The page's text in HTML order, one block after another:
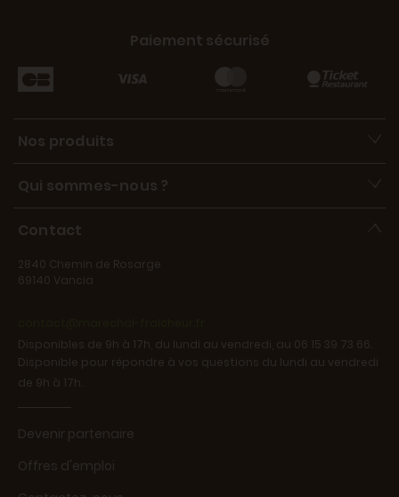
Paiement sécurisé
Nos produits
Qui sommes-nous ?
Contact
2840 Chemin de Rosarge
69140 Vancia
Disponibles de 9h à 17h, du lundi au vendredi, au 06 15 39 73 66.
Disponible pour répondre à vos questions du lundi au vendredi
de 9h à 17h.
Devenir partenaire
Offres d'emploi